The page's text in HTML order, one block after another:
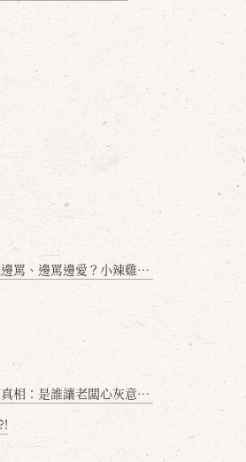
邊罵邊愛？小辣雞揭密！」
是誰讓老闆心灰意冷？」